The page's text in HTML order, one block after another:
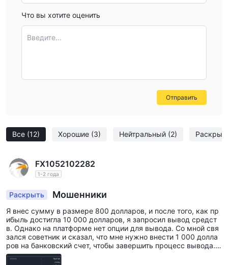
Все (12) Хорошие (3) Нейтральный (2)
FX1052102282
1-2 года
Раскрыть Мошенники
Я внес сумму в размере 800 долларов, и после того, как пр
ибыль достигла 10 000 долларов, я запросил вывод средст
в. Однако на платформе нет опции для вывода. Со мной свя
зался советник и сказал, что мне нужно внести 1 000 долла
ров на банковский счет, чтобы завершить процесс вывода.
Они мошенники и воры. Никто не должен связываться с ним
и или вкладывать деньги в них. Они преступники.
Что вы хотите оценить
Введите...
Отправить